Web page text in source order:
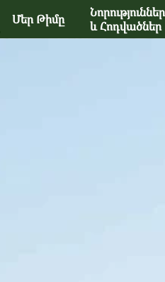
Մեր Թիմը
Նորություններ
և Հոդվածներ